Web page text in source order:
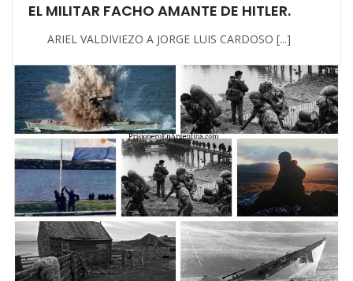
EL MILITAR FACHO AMANTE DE HITLER.
ARIEL VALDIVIEZO A JORGE LUIS CARDOSO [...]